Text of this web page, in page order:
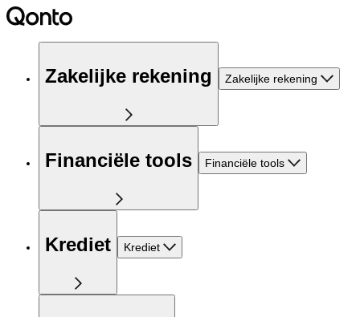
Zakelijke rekening Zakelijke rekening
Financiële tools Financiële tools
Krediet Krediet